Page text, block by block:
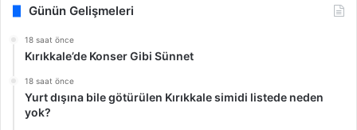
Günün Gelişmeleri
18 saat önce
Kırıkkale’de Konser Gibi Sünnet
18 saat önce
Yurt dışına bile götürülen Kırıkkale simidi listede neden
yok?